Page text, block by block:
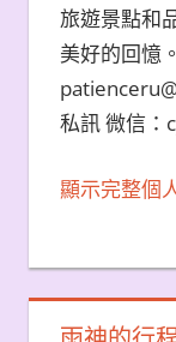
旅遊景點和
美好的回憶
私訊 微信：
顯示完整個